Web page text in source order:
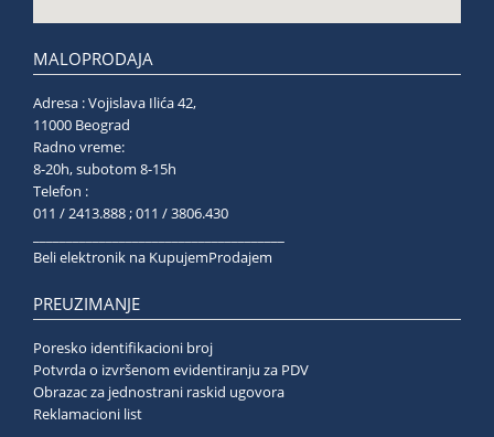
MALOPRODAJA
Adresa : Vojislava Ilića 42,
11000 Beograd
Radno vreme:
8-20h, subotom 8-15h
Telefon :
011 / 2413.888 ; 011 / 3806.430
Beli elektronik na KupujemProdajem
PREUZIMANJE
Poresko identifikacioni broj
Potvrda o izvršenom evidentiranju za PDV
Obrazac za jednostrani raskid ugovora
Reklamacioni list